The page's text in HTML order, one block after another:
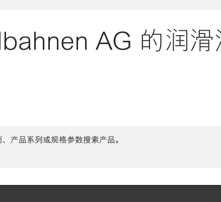
AG 的润
产品系列或规格参数搜索产品。